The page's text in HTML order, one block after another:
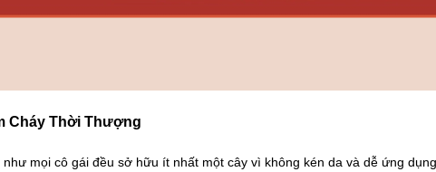
Cháy Thời Thượng
mọi cô gái đều sở hữu ít nhất một cây vì không kén da và dễ ứng